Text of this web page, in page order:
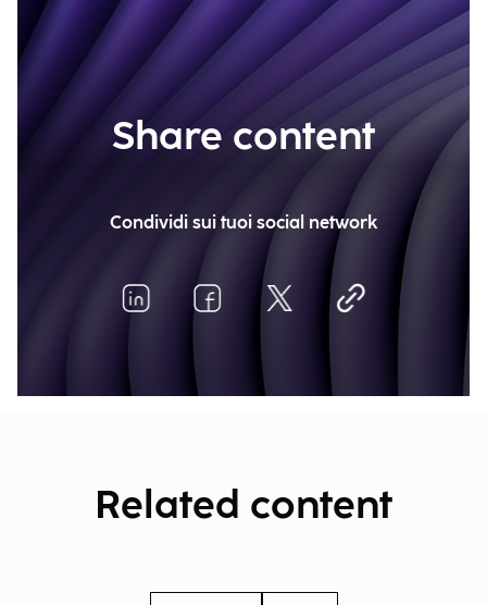
Share content
Condividi sui tuoi social network
Related content